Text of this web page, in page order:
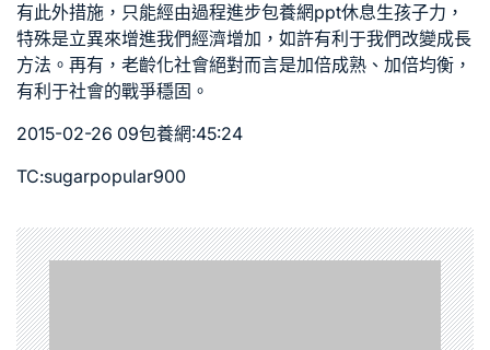
有此外措施，只能經由過程進步包養網ppt休息生孩子力，
特殊是立異來增進我們經濟增加，如許有利于我們改變成長
方法。再有，老齡化社會絕對而言是加倍成熟、加倍均衡，
有利于社會的戰爭穩固。
2015-02-26 09包養網:45:24
TC:sugarpopular900